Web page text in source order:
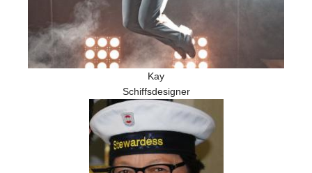
Kay
Schiffsdesigner